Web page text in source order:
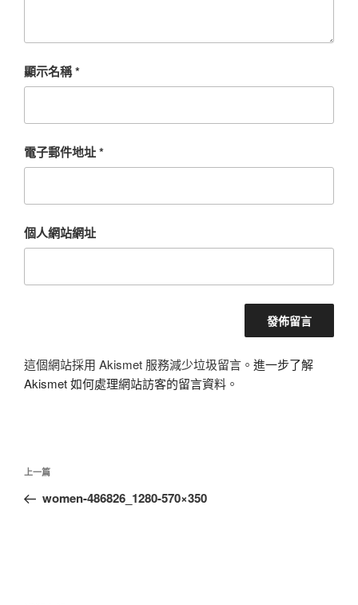
顯示名稱*
電子郵件地址*
個人網站網址
這個網站採用 Akismet 服務減少垃圾留言。 進一步了解
Akismet 如何處理網站訪客的留言資料 。
文
導
上
一
上一篇
women-486826_1280-570×350